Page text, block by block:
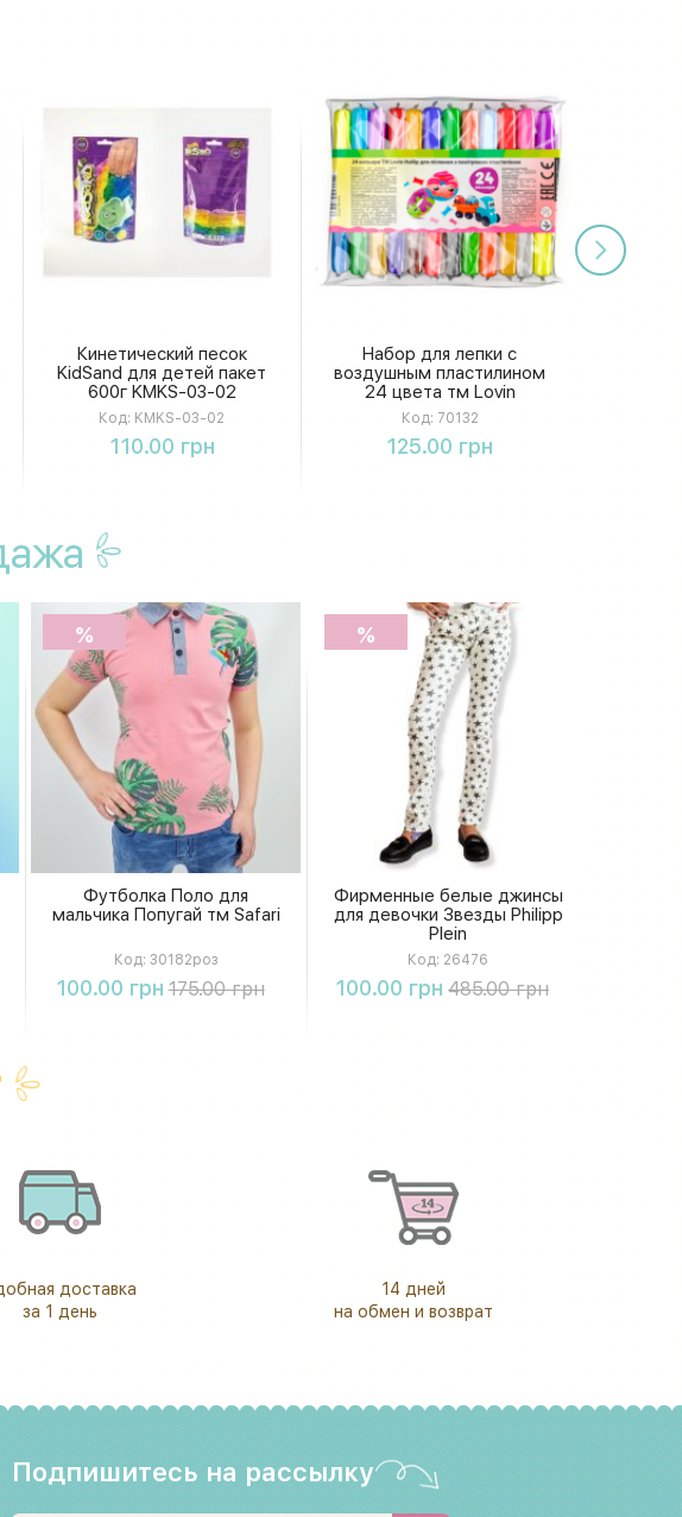
Кинетический песок
KidSand для детей пакет
600г KMKS-03-02
Код: KMKS-03-02
110.00 грн
Набор для лепки с
воздушным пластилином
24 цвета тм Lovin
Код: 70132
125.00 грн
Купить
%
Футболка Поло для
мальчика Попугай тм Safari
Код: 30182роз
100.00 грн 175.00 грн
Купить
%
Фирменные белые джинсы
для девочки Звезды Philipp
Plein
Код: 26476
100.00 грн 485.00 грн
Купить
доставка
за 1 день
14 дней
на обмен и возврат
Подпишитесь на рассылку